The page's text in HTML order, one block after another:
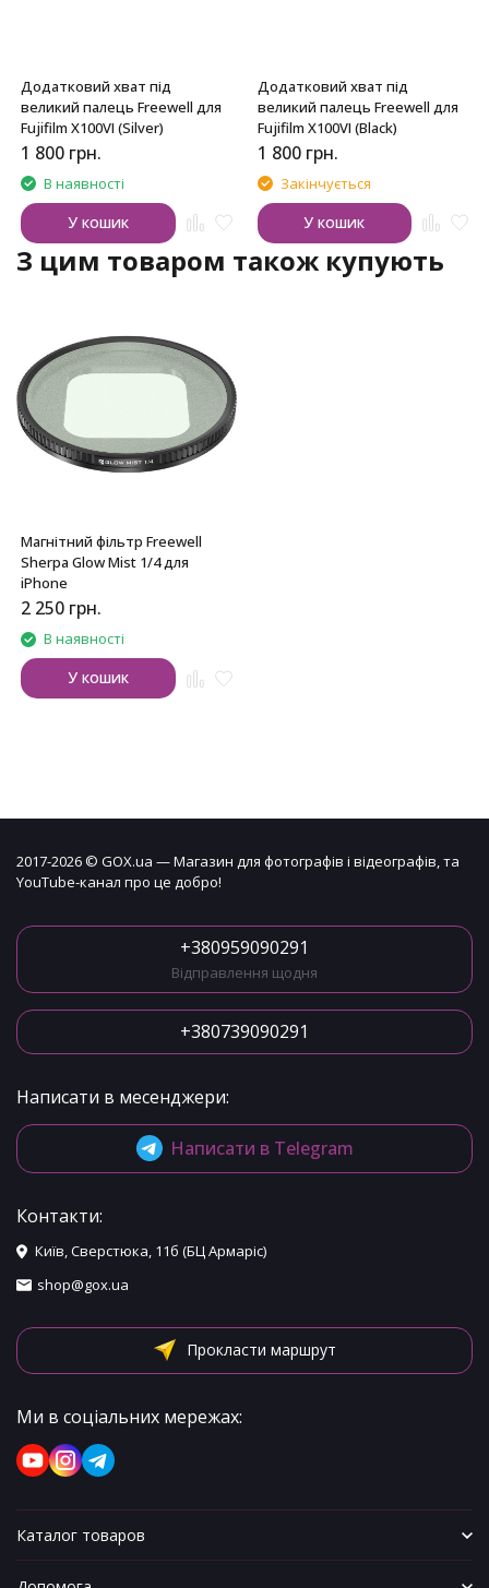
Додатковий хват під
великий палець Freewell для
Fujifilm X100VI (Silver)
1 800 грн.
В наявності
У кошик
Додатковий хват під
великий палець Freewell для
Fujifilm X100VI (Black)
1 800 грн.
Закінчується
У кошик
З цим товаром також купують
Магнітний фільтр Freewell
Sherpa Glow Mist 1/4 для
iPhone
2 250 грн.
В наявності
У кошик
2017-2026 © GOX.ua — Магазин для фотографів і відеографів, та
YouTube-канал про це добро!
+380959090291
Відправлення щодня
+380739090291
Написати в месенджери:
Написати в Telegram
Контакти:
Київ, Сверстюка, 11б (БЦ Армаріс)
shop@gox.ua
Прокласти маршрут
Ми в соціальних мережах:
Каталог товаров